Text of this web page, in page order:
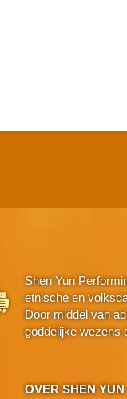
Shen Yun
etnische en
Door middel van
goddelijke wezens
OVER SHEN YUN